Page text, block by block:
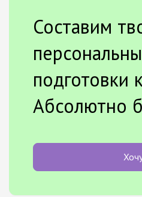
Составим
подготовки
Абсолютно